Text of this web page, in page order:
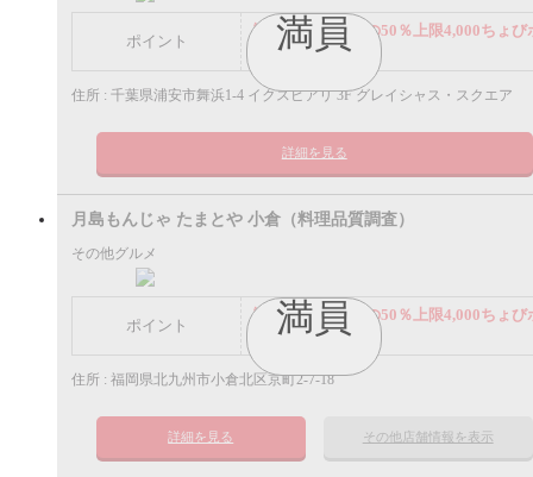
満員
ポイント
謝礼： 飲食代金の50％上限4,000ちょび
イント
住所 : 千葉県浦安市舞浜1-4 イクスピアリ 3F グレイシャス・スクエア
詳細を見る
満員
月島もんじゃ たまとや 小倉（料理品質調査）
その他グルメ
ポイント
謝礼： 飲食代金の50％上限4,000ちょび
イント
住所 : 福岡県北九州市小倉北区京町2-7-18
詳細を見る その他店舗情報を表示